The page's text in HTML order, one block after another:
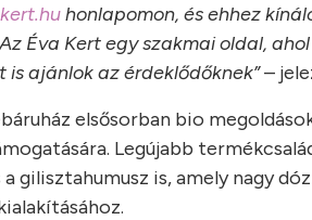
honlapomon, és ehhez
Éva Kert egy szakmai oldal,
ajánlok az érdeklődőknek”–
elsősorban bio
Legújabb
gilisztahumusz is, amely nagy